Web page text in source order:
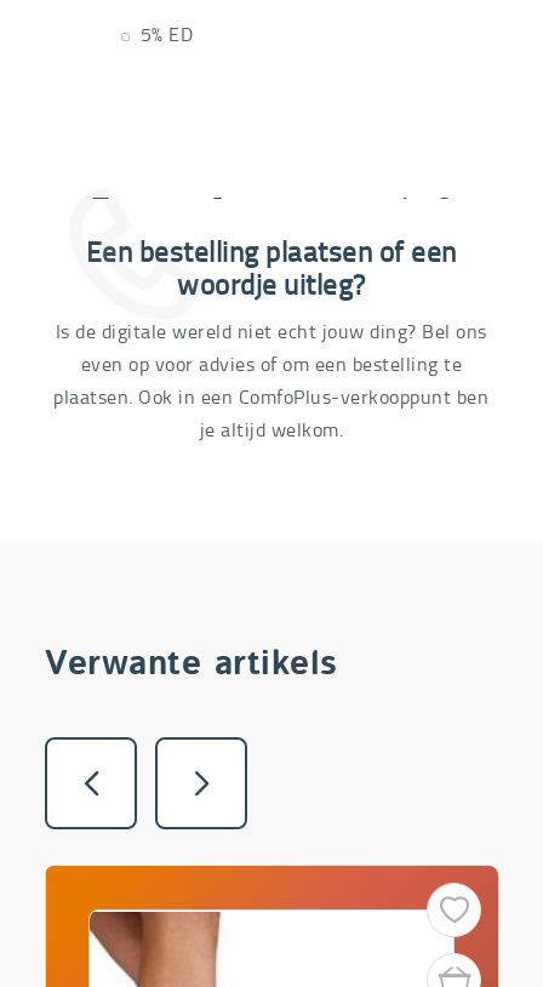
5% ED
03 292 21 60
Een bestelling plaatsen of een
woordje uitleg?
Is de digitale wereld niet echt jouw ding? Bel ons
even op voor advies of om een bestelling te
plaatsen. Ook in een ComfoPlus-verkooppunt ben
je altijd welkom.
Verwante artikels
Vorige Volgende